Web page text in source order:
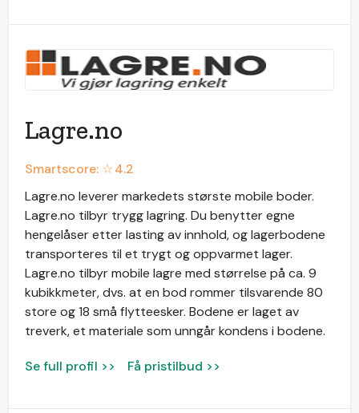
Lagre.no
Smartscore: ☆4.2
Lagre.no leverer markedets største mobile boder.
Lagre.no tilbyr trygg lagring. Du benytter egne
hengelåser etter lasting av innhold, og lagerbodene
transporteres til et trygt og oppvarmet lager.
Lagre.no tilbyr mobile lagre med størrelse på ca. 9
kubikkmeter, dvs. at en bod rommer tilsvarende 80
store og 18 små flytteesker. Bodene er laget av
treverk, et materiale som unngår kondens i bodene.
Se full profil >> Få pristilbud >>